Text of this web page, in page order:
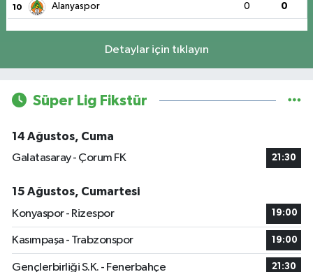
10 Alanyaspor 0 0
Detaylar için tıklayın
Süper Lig Fikstür
14 Ağustos, Cuma
Galatasaray - Çorum FK
21:30
15 Ağustos, Cumartesi
Konyaspor - Rizespor
19:00
Kasımpaşa - Trabzonspor 19:00
Gençlerbirliği S.K. - Fenerbahçe 21:30